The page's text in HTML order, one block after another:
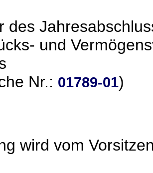
des
und
Nr.: 01789-01)
wird vom